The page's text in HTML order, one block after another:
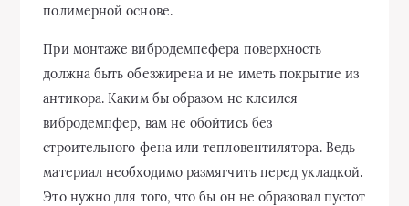
полимерной основе.
При монтаже вибродемпефера поверхность
должна быть обезжирена и не иметь покрытие из
антикора. Каким бы образом не клеился
вибродемпфер, вам не обойтись без
строительного фена или тепловентилятора. Ведь
материал необходимо размягчить перед укладкой.
Это нужно для того, что бы он не образовал пустот